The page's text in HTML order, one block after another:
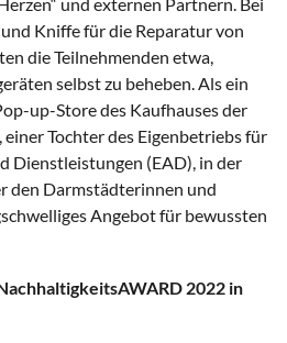
Kniffe für die Reparatur von
die Teilnehmenden etwa,
selbst zu beheben. Als ein
up-Store des Kaufhauses der
Tochter des Eigenbetriebs für
Dienstleistungen (EAD), in der
den Darmstädterinnen und
Angebot für bewussten
2022 in